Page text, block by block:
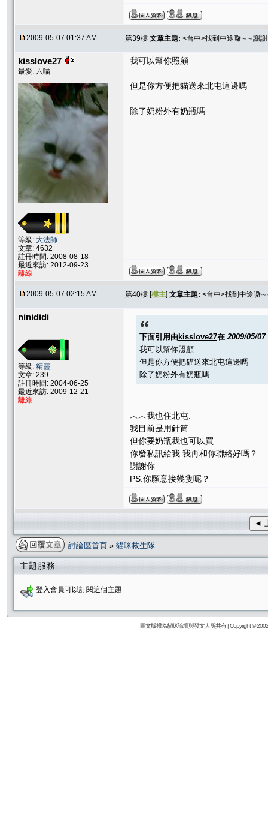
2009-05-07 01:37 AM 第39樓 文章主題: <台中>找到中途囉∼∼謝
kisslove27
最愛: 六喵
等級: 大法師
文章: 4632
註冊時間: 2008-08-18
最近來訪: 2012-09-23
離線
我可以幫你照顧
但是你方便把貓送來北屯這邊嗎
除了奶粉外有奶瓶嗎
2009-05-07 02:15 AM 第40樓 [樓主] 文章主題: <台中>找到中途囉
ninididi
等級: 精靈
文章: 239
註冊時間: 2004-06-25
最近來訪: 2009-12-21
離線
下面引用由kisslove27在 2009/05/
我可以幫你照顧
但是你方便把貓送來北屯這邊嗎
除了奶粉外有奶瓶嗎
︿︿我也住北屯.
我目前是用針筒
但你要奶瓶我也可以買
你發私訊給我.我再和你聯絡好嗎？
謝謝你
PS.你願意接幾隻呢？
◄
討論區首頁 » 貓咪救生隊
主題服務
登入會員可以訂閱這個主題
圖文版權為貓咪論壇與發文人所共有 | Copyright ©